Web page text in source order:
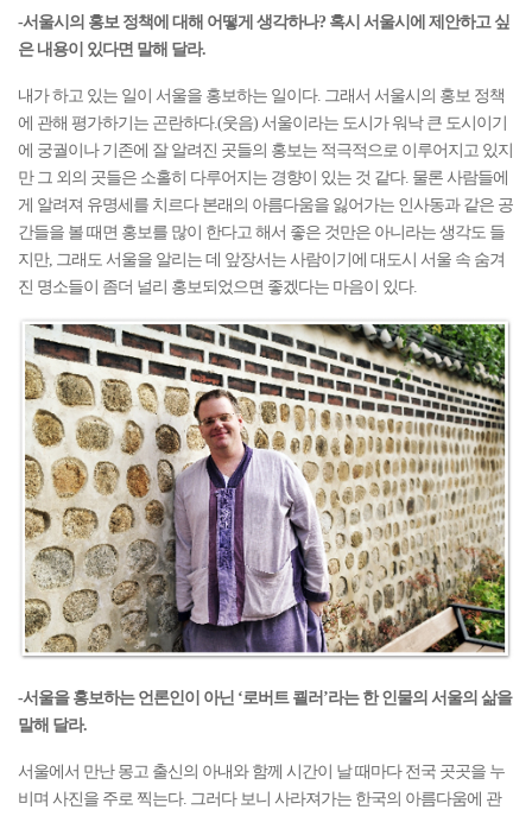
-서울시의 홍보 정책에 대해 어떻게 생각하나? 혹시 서울시에 제안하고 싶
은 내용이 있다면 말해 달라.
내가 하고 있는 일이 서울을 홍보하는 일이다. 그래서 서울시의 홍보 정책
에 관해 평가하기는 곤란하다.(웃음) 서울이라는 도시가 워낙 큰 도시이기
에 궁궐이나 기존에 잘 알려진 곳들의 홍보는 적극적으로 이루어지고 있지
만 그 외의 곳들은 소홀히 다루어지는 경향이 있는 것 같다. 물론 사람들에
게 알려져 유명세를 치르다 본래의 아름다움을 잃어가는 인사동과 같은 공
간들을 볼 때면 홍보를 많이 한다고 해서 좋은 것만은 아니라는 생각도 들
지만, 그래도 서울을 알리는 데 앞장서는 사람이기에 대도시 서울 속 숨겨
진 명소들이 좀더 널리 홍보되었으면 좋겠다는 마음이 있다.
-서울을 홍보하는 언론인이 아닌 ‘로버트 쾰러’라는 한 인물의 서울의 삶을
말해 달라.
서울에서 만난 몽고 출신의 아내와 함께 시간이 날 때마다 전국 곳곳을 누
비며 사진을 주로 찍는다. 그러다 보니 사라져가는 한국의 아름다움에 관